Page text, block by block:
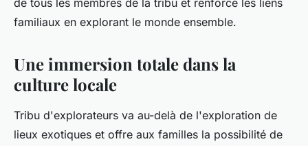
de tous les membres de la tribu et renforce les liens
familiaux en explorant le monde ensemble.
Une immersion totale dans la
culture locale
Tribu d'explorateurs va au-delà de l'exploration de
lieux exotiques et offre aux familles la possibilité de